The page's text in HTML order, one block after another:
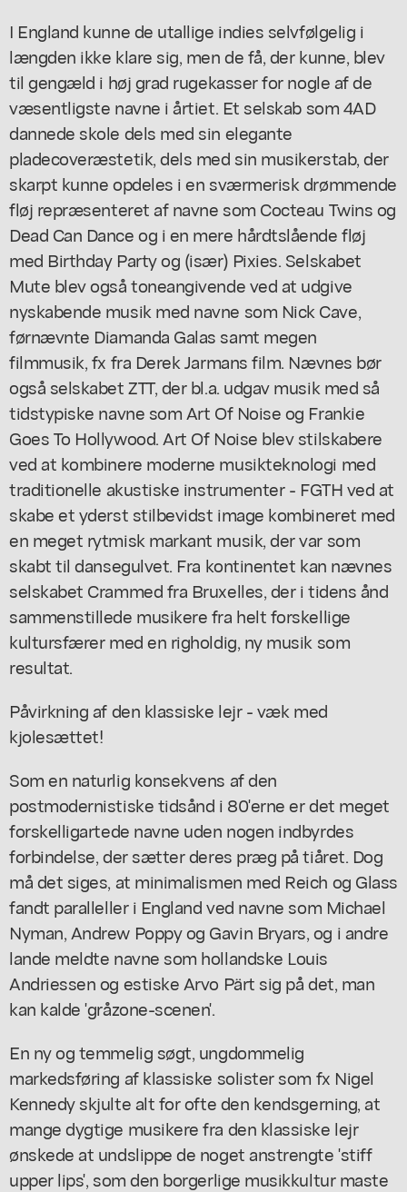
I England kunne de utallige indies selvfølgelig i
længden ikke klare sig, men de få, der kunne, blev
til gengæld i høj grad rugekasser for nogle af de
væsentligste navne i årtiet. Et selskab som 4AD
dannede skole dels med sin elegante
pladecoveræstetik, dels med sin musikerstab, der
skarpt kunne opdeles i en sværmerisk drømmende
fløj repræsenteret af navne som Cocteau Twins og
Dead Can Dance og i en mere hårdtslående fløj
med Birthday Party og (især) Pixies. Selskabet
Mute blev også toneangivende ved at udgive
nyskabende musik med navne som Nick Cave,
førnævnte Diamanda Galas samt megen
filmmusik, fx fra Derek Jarmans film. Nævnes bør
også selskabet ZTT, der bl.a. udgav musik med så
tidstypiske navne som Art Of Noise og Frankie
Goes To Hollywood. Art Of Noise blev stilskabere
ved at kombinere moderne musikteknologi med
traditionelle akustiske instrumenter - FGTH ved at
skabe et yderst stilbevidst image kombineret med
en meget rytmisk markant musik, der var som
skabt til dansegulvet. Fra kontinentet kan nævnes
selskabet Crammed fra Bruxelles, der i tidens ånd
sammenstillede musikere fra helt forskellige
kultursfærer med en righoldig, ny musik som
resultat.
Påvirkning af den klassiske lejr - væk med
kjolesættet!
Som en naturlig konsekvens af den
postmodernistiske tidsånd i 80'erne er det meget
forskelligartede navne uden nogen indbyrdes
forbindelse, der sætter deres præg på tiåret. Dog
må det siges, at minimalismen med Reich og Glass
fandt paralleller i England ved navne som Michael
Nyman, Andrew Poppy og Gavin Bryars, og i andre
lande meldte navne som hollandske Louis
Andriessen og estiske Arvo Pärt sig på det, man
kan kalde 'gråzone-scenen'.
En ny og temmelig søgt, ungdommelig
markedsføring af klassiske solister som fx Nigel
Kennedy skjulte alt for ofte den kendsgerning, at
mange dygtige musikere fra den klassiske lejr
ønskede at undslippe de noget anstrengte 'stiff
upper lips', som den borgerlige musikkultur maste